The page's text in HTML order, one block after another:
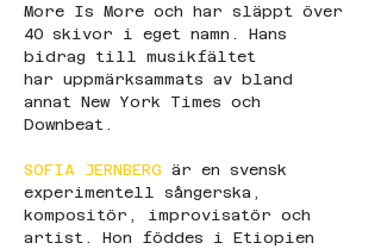
More Is More och har släppt över
40 skivor i eget namn. Hans
bidrag till musikfältet
har uppmärksammats av bland
annat New York Times och
Downbeat.
SOFIA JERNBERG är en svensk
experimentell sångerska,
kompositör, improvisatör och
artist. Hon föddes i Etiopien